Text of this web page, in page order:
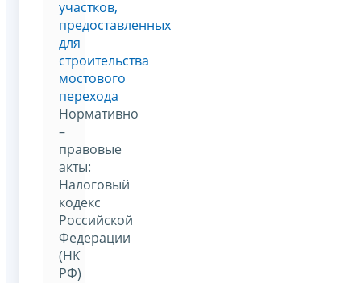
участков,
предоставленных
для
строительства
мостового
перехода
Нормативно
–
правовые
акты:
Налоговый
кодекс
Российской
Федерации
(НК
РФ)